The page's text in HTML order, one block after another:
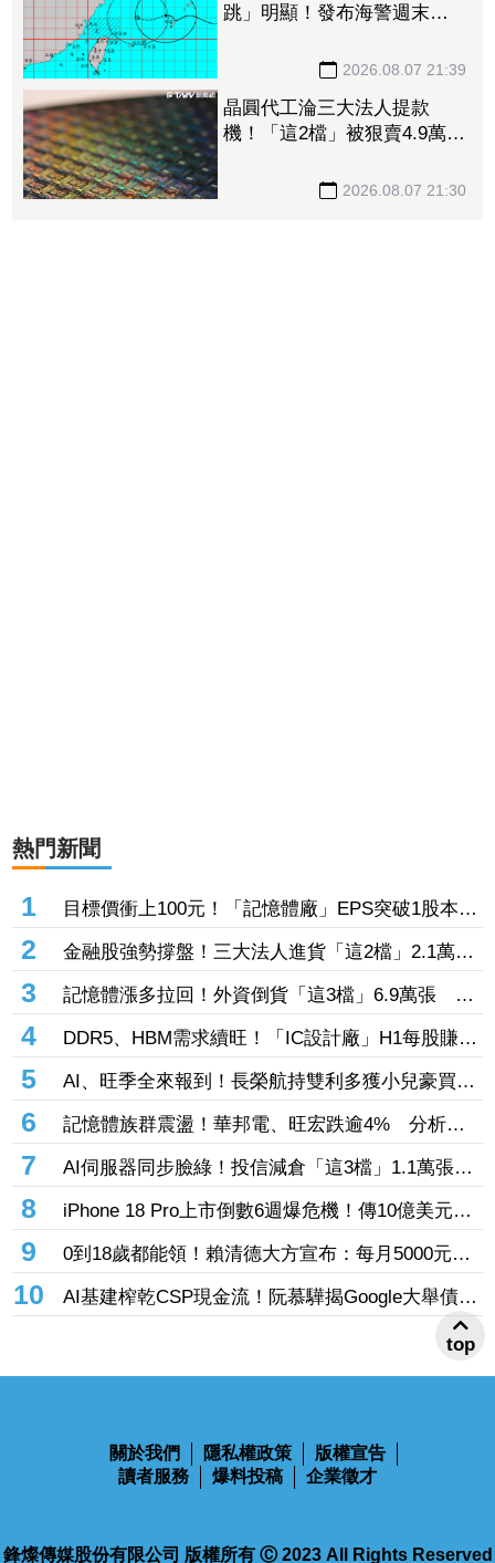
跳」明顯！發布海警週末影
2026.08.07 21:39
晶圓代工淪三大法人提款
機！「這2檔」被狠賣4.9萬
2026.08.07 21:30
熱門新聞
1
目標價衝上100元！「記憶體廠」EPS突破1股本
DRAM大漲45%＋合作美光獲利迎轉機
2
金融股強勢撐盤！三大法人進貨「這2檔」2.1萬
張 投8.54億元連12日進場三商壽
3
記憶體漲多拉回！外資倒貨「這3檔」6.9萬張 連
賣華邦電2天捲102億元
4
DDR5、HBM需求續旺！「IC設計廠」H1每股賺
9.13元 董座：搶晶圓產能比毛利率更重要
5
AI、旺季全來報到！長榮航持雙利多獲小兒豪買逾
53萬張成寵兒 「這檔」前7月營收狂超去年全年
也獲青睞
6
記憶體族群震盪！華邦電、旺宏跌逾4% 分析師
點名「這2檔」多頭：布局看技術面
7
AI伺服器同步臉綠！投信減倉「這3檔」1.1萬張
投信連砍緯創2刀帶走18.96億元
8
iPhone 18 Pro上市倒數6週爆危機！傳10億美元晶
片卡封裝「躺在廠房」 恐面臨庫存不足
9
0到18歲都能領！賴清德大方宣布：每月5000元成
長津貼 婚、產假全面加碼
10
AI基建榨乾CSP現金流！阮慕驊揭Google大舉債衝
擊
關於我們 隱私權政策
版權宣告
讀者服務
爆料投稿 企業徵才
鋒燦傳媒股份有限公司 版權所有 Ⓒ 2023 All Rights Reserved
top